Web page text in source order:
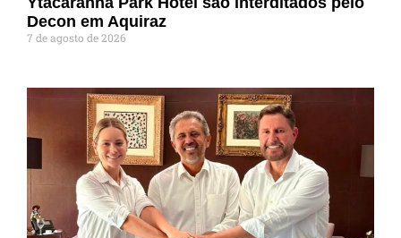
Decon em Aquiraz
7 de agosto de 2026